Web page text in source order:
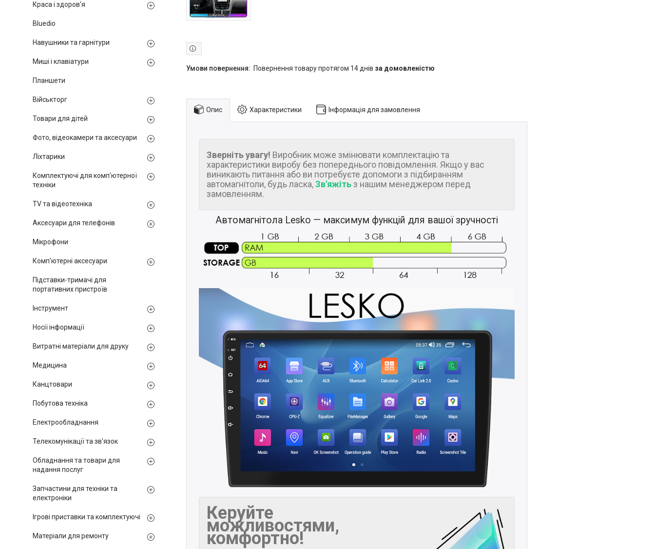
повернення товару протягом 14 днів за домовленістю
Опис Характеристики Інформація для замовлення
Зверніть увагу! Виробник може змінювати комплектацію та
характеристики виробу без попереднього повідомлення. Якщо у вас
виникають питання або ви потребуєте допомоги з підбиранням
автомагнітоли, будь ласка,Зв'яжітьз нашим менеджером перед
замовленням.
Автомагнітола Lesko — максимум функцій для вашої зручності
Керуйте
можливостями,
комфортно!
Краса і здоров'я
Bluedio
Навушники та гарнітури
Миші і клавіатури
Планшети
Військторг
Товари для дітей
Фото, відеокамери та аксесуари
Ліхтарики
Комплектуючі для комп'ютерної
техніки
TV та відеотехніка
Аксесуари для телефонів
Мікрофони
Комп'ютерні аксесуари
Підставки-тримачі для
портативних пристроїв
Інструмент
Носії інформації
Витратні матеріали для друку
Медицина
Канцтовари
Побутова техніка
Електрообладнання
Телекомунікації та зв'язок
Обладнання та товари для
надання послуг
Запчастини для техніки та
електроніки
Ігрові приставки та комплектуючі
Матеріали для ремонту